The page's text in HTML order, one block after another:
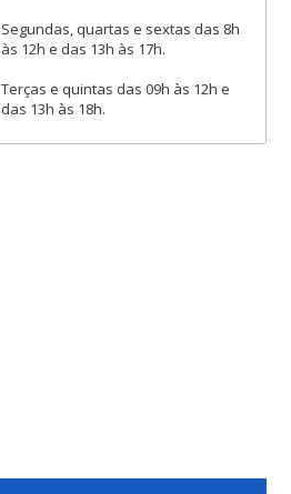
Segundas, quartas e sextas das 8h
às 12h e das 13h às 17h.
Terças e quintas das 09h às 12h e
das 13h às 18h.